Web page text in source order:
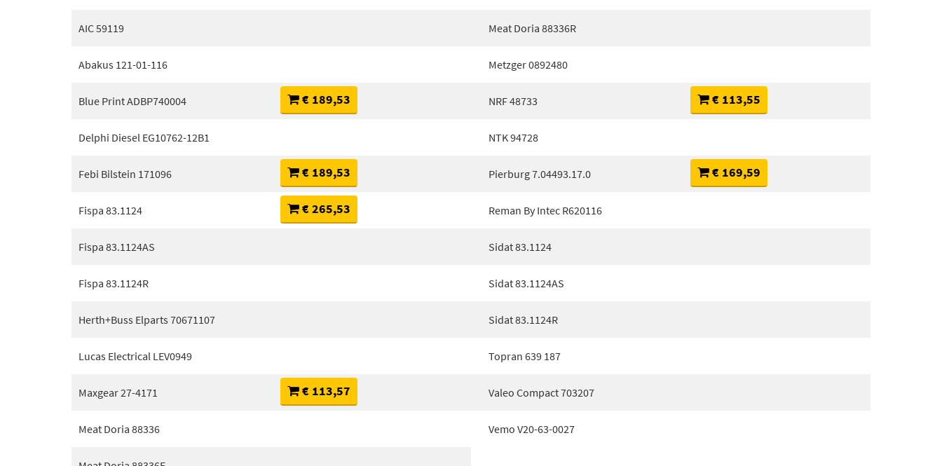
AIC 59119
Abakus 121-01-116
Blue Print ADBP740004 € 189,53
Delphi Diesel EG10762-12B1
Febi Bilstein 171096 € 189,53
Fispa 83.1124 € 265,53
Fispa 83.1124AS
Fispa 83.1124R
Herth+Buss Elparts 70671107
Lucas Electrical LEV0949
Maxgear 27-4171 € 113,57
Meat Doria 88336
Meat Doria 88336R
Metzger 0892480
NRF 48733 € 113,55
NTK 94728
Pierburg 7.04493.17.0 € 169,59
Reman By Intec R620116
Sidat 83.1124
Sidat 83.1124AS
Sidat 83.1124R
Topran 639 187
Valeo Compact 703207
Vemo V20-63-0027